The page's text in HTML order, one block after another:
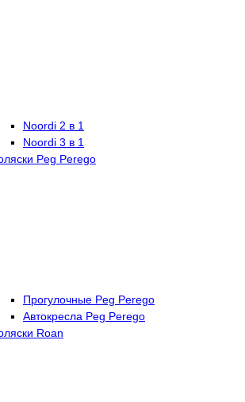
Noordi 2 в 1
Noordi 3 в 1
Peg Perego
Прогулочные Peg Perego
Автокресла Peg Perego
Roan